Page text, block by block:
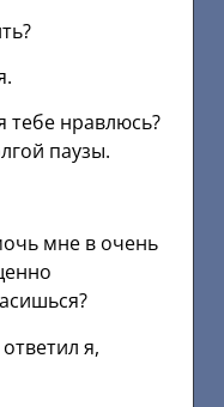
тебе нравлюсь?
паузы.
мне в очень
я,